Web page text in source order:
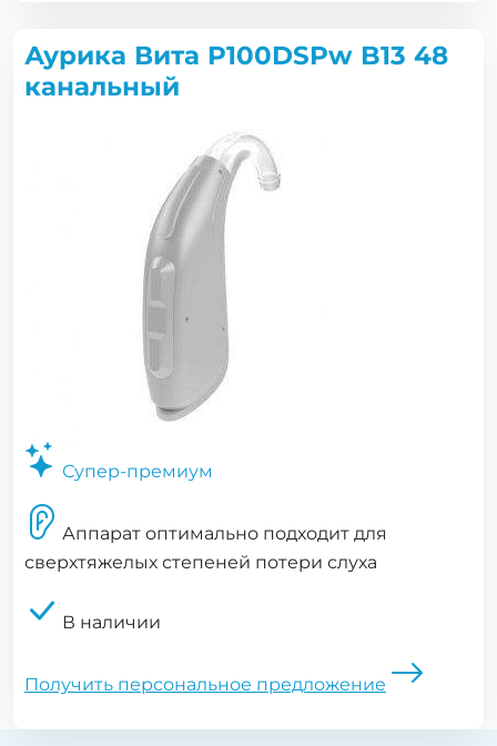
Аурика Вита P100DSPw B13 48
канальный
Супер-премиум
Аппарат оптимально подходит для
сверхтяжелых степеней потери слуха
В наличии
Получить персональное предложение